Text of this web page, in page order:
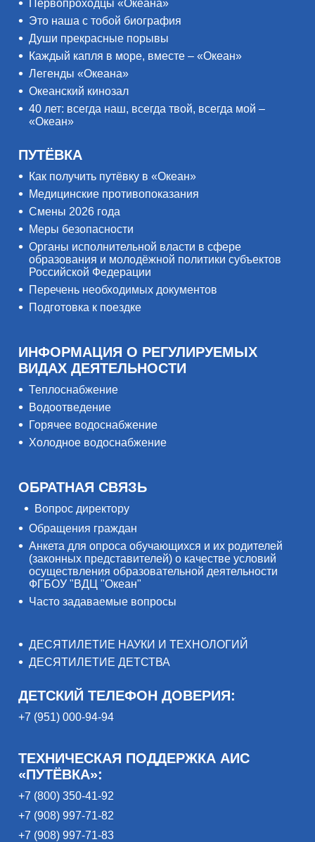
Первопроходцы «Океана»
Это наша с тобой биография
Души прекрасные порывы
Каждый капля в море, вместе – «Океан»
Легенды «Океана»
Океанский кинозал
40 лет: всегда наш, всегда твой, всегда мой –
«Океан»
ПУТЁВКА
Как получить путёвку в «Океан»
Медицинские противопоказания
Смены 2026 года
Меры безопасности
Органы исполнительной власти в сфере
образования и молодёжной политики субъектов
Российской Федерации
Перечень необходимых документов
Подготовка к поездке
ИНФОРМАЦИЯ О РЕГУЛИРУЕМЫХ
ВИДАХ ДЕЯТЕЛЬНОСТИ
Теплоснабжение
Водоотведение
Горячее водоснабжение
Холодное водоснабжение
ОБРАТНАЯ СВЯЗЬ
Вопрос директору
Обращения граждан
Анкета для опроса обучающихся и их родителей
(законных представителей) о качестве условий
осуществления образовательной деятельности
ФГБОУ "ВДЦ "Океан"
Часто задаваемые вопросы
ДЕСЯТИЛЕТИЕ НАУКИ И ТЕХНОЛОГИЙ
ДЕСЯТИЛЕТИЕ ДЕТСТВА
ДЕТСКИЙ ТЕЛЕФОН ДОВЕРИЯ:
+7 (951) 000-94-94
ТЕХНИЧЕСКАЯ ПОДДЕРЖКА АИС
«ПУТЁВКА»:
+7 (800) 350-41-92
+7 (908) 997-71-82
+7 (908) 997-71-83